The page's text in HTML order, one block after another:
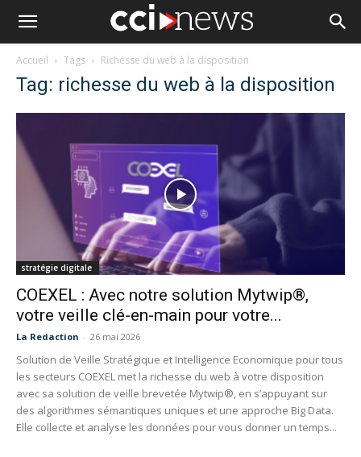
Accueil Tags Richesse du web à la disposition
Tag: richesse du web à la disposition
stratégie digitale
COEXEL : Avec notre solution Mytwip®,
votre veille clé-en-main pour votre...
La Redaction - 26 mai 2026
Solution de Veille Stratégique et Intelligence Economique pour tous
les secteurs COEXEL met la richesse du web à votre disposition
avec sa solution de veille brevetée Mytwip®, en s’appuyant sur
des algorithmes sémantiques uniques et une approche Big Data.
Elle collecte et analyse les données pour vous donner un temps...